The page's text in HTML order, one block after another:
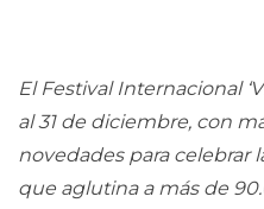
El Festival Internacional
al 31 de diciembre, con
novedades para celebrar
que aglutina a más de